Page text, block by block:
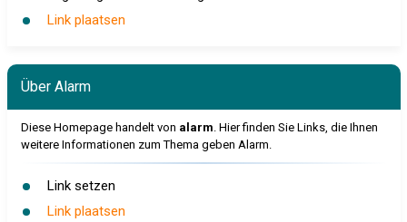
Link plaatsen
Über Alarm
Diese Homepage handelt von alarm. Hier finden Sie Links, die Ihnen
weitere Informationen zum Thema geben Alarm.
Link setzen
Link plaatsen